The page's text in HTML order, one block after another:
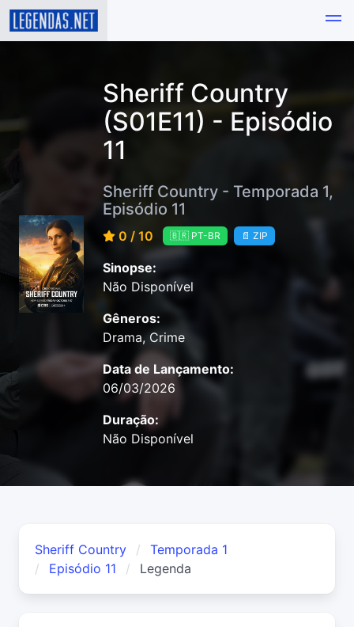
Sheriff Country
(S01E11) - Episódio
11
Sheriff Country - Temporada 1,
Episódio 11
0 / 10 🇧🇷 PT-BR 📄 ZIP
Sinopse:
Não Disponível
Gêneros:
Drama, Crime
Data de Lançamento:
06/03/2026
Duração:
Não Disponível
Sheriff Country
Temporada 1
Episódio 11
Legenda